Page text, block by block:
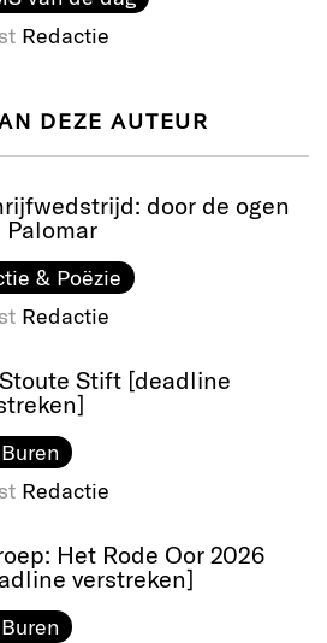
Redactie
DEZE AUTEUR
door de ogen
Palomar
& Poëzie
Redactie
Stift [deadline
Redactie
Het Rode Oor 2026
verstreken]